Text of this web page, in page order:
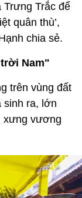
Trưng Trắc để
quân thù’,
chia sẻ.
Nam"
trên vùng đất
sinh ra, lớn
xưng vương